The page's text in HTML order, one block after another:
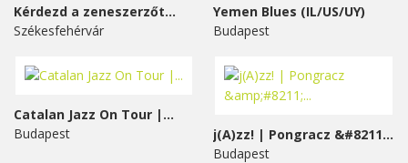
Kérdezd a zeneszerzőt...
Székesfehérvár
Yemen Blues (IL/US/UY)
Budapest
Catalan Jazz On Tour |...
Budapest
j(A)zz! | Pongracz &#8211;...
Budapest